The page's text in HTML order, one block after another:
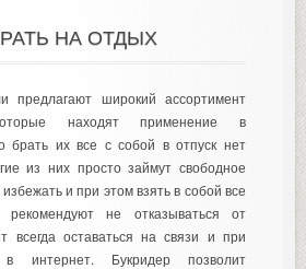
НА ОТДЫХ
предлагают широкий ассортимент
находят применение в
брать их все с собой в отпуск нет
из них просто займут свободное
и при этом взять в собой все
рекомендуют не отказываться от
всегда оставаться на связи и при
в интернет. Букридер позволит